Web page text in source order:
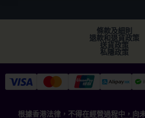
條款及細則
退款和退貨政策
送貨政策
私隱政策
根據香港法律，不得在經營過程中，向